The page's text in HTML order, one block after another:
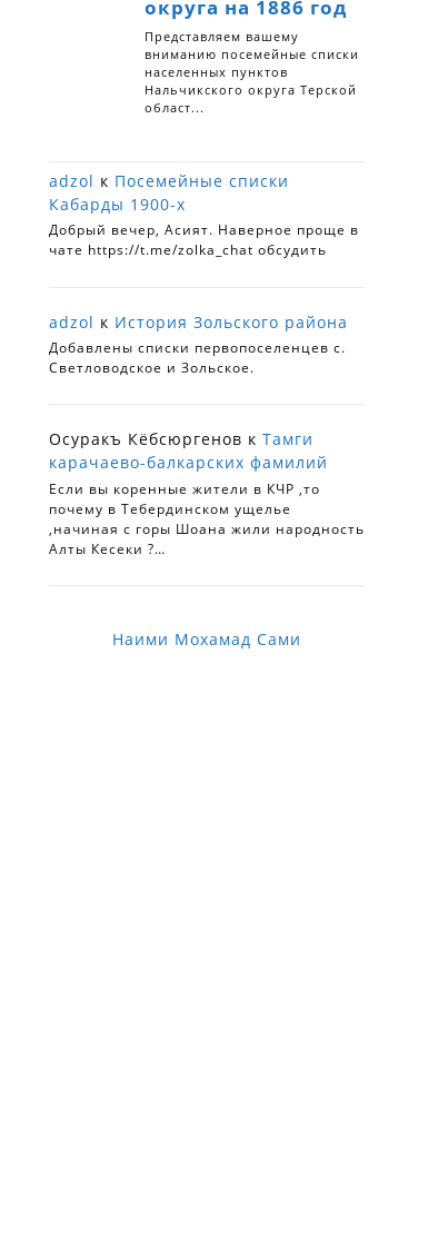
adzol к Посемейные списки
Кабарды 1900-х
Добрый вечер, Асият. Наверное проще в
чате https://t.me/zolka_chat обсудить
adzol к История Зольского района
Добавлены списки первопоселенцев с.
Светловодское и Зольское.
Осуракъ Кёбсюргенов к Тамги
карачаево-балкарских фамилий
Если вы коренные жители в КЧР ,то
почему в Тебердинском ущелье
,начиная с горы Шоана жили народность
Алты Кесеки ?…
Наими Мохамад Сами